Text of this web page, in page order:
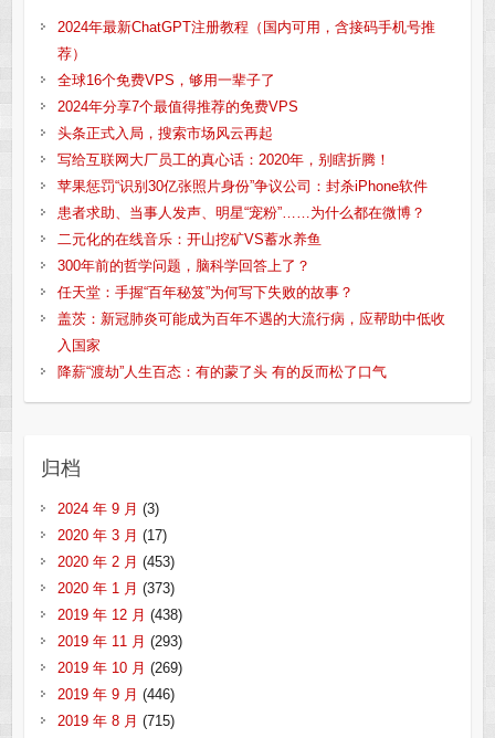
2024年最新ChatGPT注册教程（国内可用，含接码手机号推
荐）
全球16个免费VPS，够用一辈子了
2024年分享7个最值得推荐的免费VPS
头条正式入局，搜索市场风云再起
写给互联网大厂员工的真心话：2020年，别瞎折腾！
苹果惩罚“识别30亿张照片身份”争议公司：封杀iPhone软件
患者求助、当事人发声、明星“宠粉”……为什么都在微博？
二元化的在线音乐：开山挖矿VS蓄水养鱼
300年前的哲学问题，脑科学回答上了？
任天堂：手握“百年秘笈”为何写下失败的故事？
盖茨：新冠肺炎可能成为百年不遇的大流行病，应帮助中低收
入国家
降薪“渡劫”人生百态：有的蒙了头 有的反而松了口气
归档
2024 年 9 月 (3)
2020 年 3 月 (17)
2020 年 2 月 (453)
2020 年 1 月 (373)
2019 年 12 月 (438)
2019 年 11 月 (293)
2019 年 10 月 (269)
2019 年 9 月 (446)
2019 年 8 月 (715)